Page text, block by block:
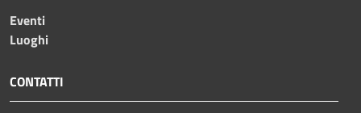
Eventi
Luoghi
CONTATTI